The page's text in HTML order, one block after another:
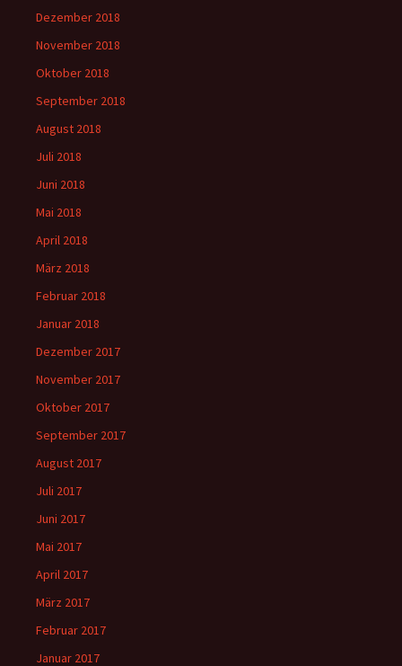
Dezember 2018
November 2018
Oktober 2018
September 2018
August 2018
Juli 2018
Juni 2018
Mai 2018
April 2018
März 2018
Februar 2018
Januar 2018
Dezember 2017
November 2017
Oktober 2017
September 2017
August 2017
Juli 2017
Juni 2017
Mai 2017
April 2017
März 2017
Februar 2017
Januar 2017